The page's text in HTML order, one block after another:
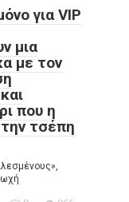
για VIP
μια
με τον
που η
τσέπη